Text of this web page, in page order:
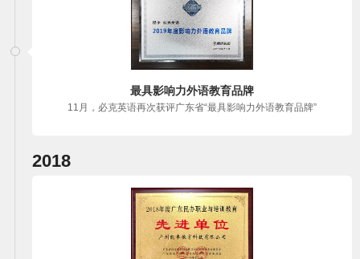
最具影响力外语教育品牌
11月，必克英语再次获评广东省“最具影响力外语教育品牌”
2018